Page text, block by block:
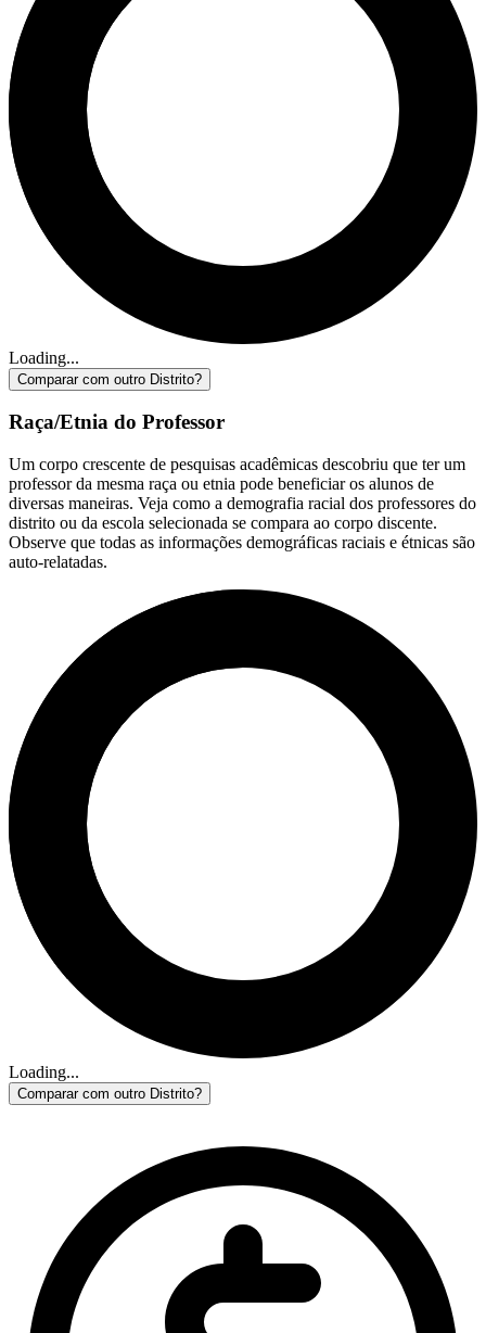
Loading...
Comparar com outro Distrito?
Raça/Etnia do Professor
Um corpo crescente de pesquisas acadêmicas descobriu que ter um
professor da mesma raça ou etnia pode beneficiar os alunos de
diversas maneiras. Veja como a demografia racial dos professores do
distrito ou da escola selecionada se compara ao corpo discente.
Observe que todas as informações demográficas raciais e étnicas são
auto-relatadas.
Loading...
Comparar com outro Distrito?